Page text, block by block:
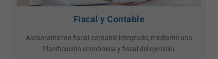
Fiscal y Contable
Asesoramiento fiscal-contable integrado, mediante una
Planificación económica y fiscal del ejercicio.